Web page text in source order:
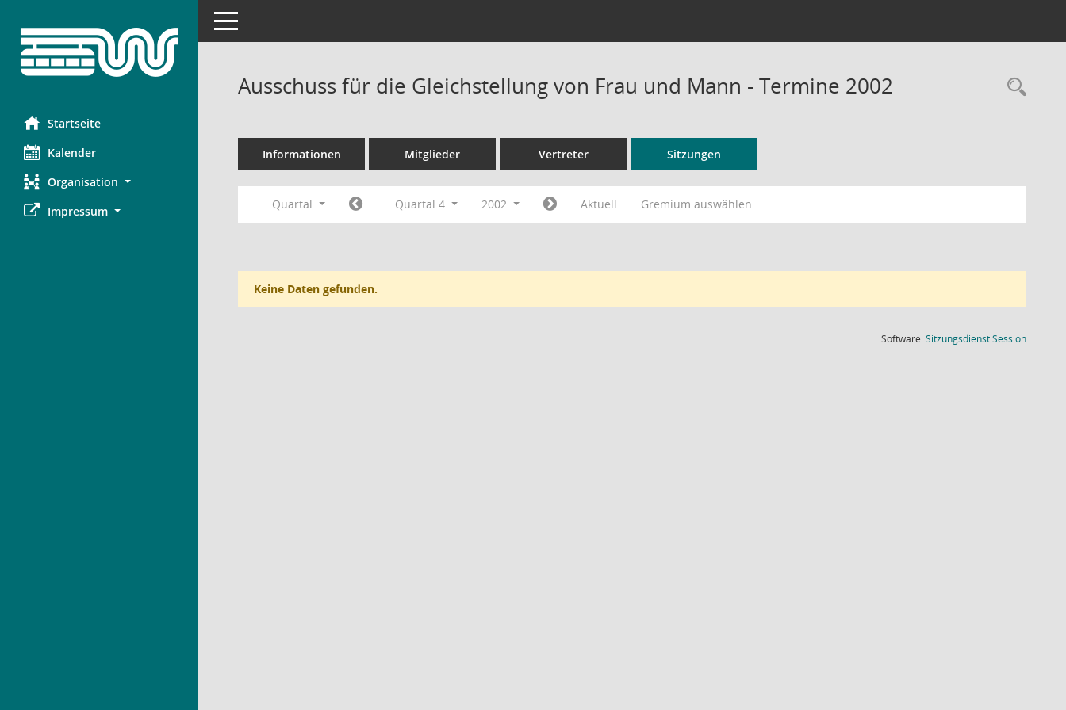
Startseite
Kalender
Organisation
Impressum
Toggle navigation
Ausschuss für die Gleichstellung von Frau und Mann - Termine 2002
Informationen Mitglieder Vertreter Sitzungen
Quartal Quartal 4 2002 Aktuell Gremium auswählen
Keine Daten gefunden.
Software:SitzungsdienstSession(Wird in